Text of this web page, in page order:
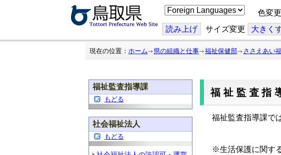
こ
の
ジ
を
翻
色変更
読み上げ サイズ変更 大きく
現在の位置： ホーム 県の組織と仕事 福祉保健部 ささえあい
福祉監査指導課
もどる
社会福祉法人
もどる
福祉監査指
福祉監査指導課で
※生活保護に関す